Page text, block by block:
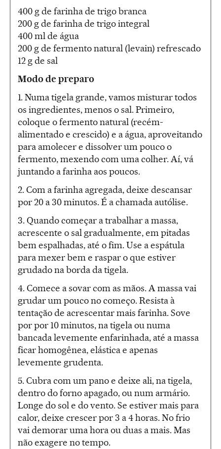
400 g de farinha de trigo branca
200 g de farinha de trigo integral
400 ml de água
200 g de fermento natural (levain) refrescado
12 g de sal
Modo de preparo
1. Numa tigela grande, vamos misturar todos
os ingredientes, menos o sal. Primeiro,
coloque o fermento natural (recém-
alimentado e crescido) e a água, aproveitando
para amolecer e dissolver um pouco o
fermento, mexendo com uma colher. Aí, vá
juntando a farinha aos poucos.
2. Com a farinha agregada, deixe descansar
por 20 a 30 minutos. É a chamada autólise.
3. Quando começar a trabalhar a massa,
acrescente o sal gradualmente, em pitadas
bem espalhadas, até o fim. Use a espátula
para mexer bem e raspar o que estiver
grudado na borda da tigela.
4. Comece a sovar com as mãos. A massa vai
grudar um pouco no começo. Resista à
tentação de acrescentar mais farinha. Sove
por por 10 minutos, na tigela ou numa
bancada levemente enfarinhada, até a massa
ficar homogênea, elástica e apenas
levemente grudenta.
5. Cubra com um pano e deixe ali, na tigela,
dentro do forno apagado, ou num armário.
Longe do sol e do vento. Se estiver mais para
calor, deixe crescer por 3 a 4 horas. No frio
vai demorar uma hora ou duas a mais. Mas
não exagere no tempo.